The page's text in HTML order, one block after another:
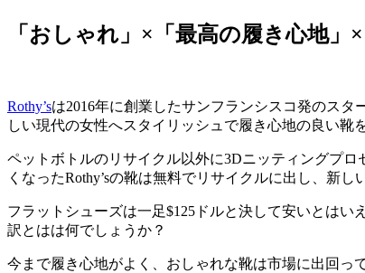
「おしゃれ」×「最高の履き心地」
Rothy’sは2016年に創業したサンフランシスコ発のス
しい現代の女性へスタイリッシュで履き心地の良い靴
ペットボトルのリサイクル以外に3Dニッティングプ
くなったRothy’sの靴は無料でリサイクルに出し、新
フラットシューズは一足$125ドルと決して安いとは
訳とはは何でしょうか？
今まで履き心地がよく、おしゃれな靴は市場に出回っ